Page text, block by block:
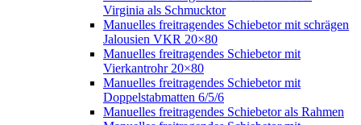
Virginia als Schmucktor
Manuelles freitragendes Schiebetor mit schrägen
Jalousien VKR 20×80
Manuelles freitragendes Schiebetor mit
Vierkantrohr 20×80
Manuelles freitragendes Schiebetor mit
Doppelstabmatten 6/5/6
Manuelles freitragendes Schiebetor als Rahmen